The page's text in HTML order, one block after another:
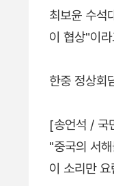
최보윤 수석
이 협상"이
한중 정상회
[송언석 / 국
"중국의 서
이 소리만